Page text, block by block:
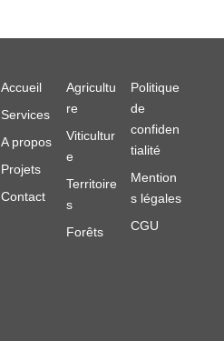
Accueil
Services
A propos
Projets
Contact
Agricultu
re
Viticultur
e
Territoire
s
Forêts
Politique
de
confiden
tialité
Mention
s légales
CGU